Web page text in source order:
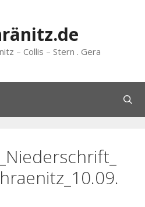
– Collis – Stern . Gera